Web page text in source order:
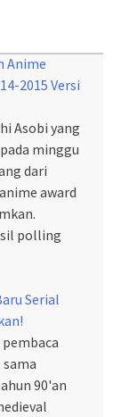
Anime
2015 Versi
Asobi yang
minggu
dari
award
polling
Serial
90'an